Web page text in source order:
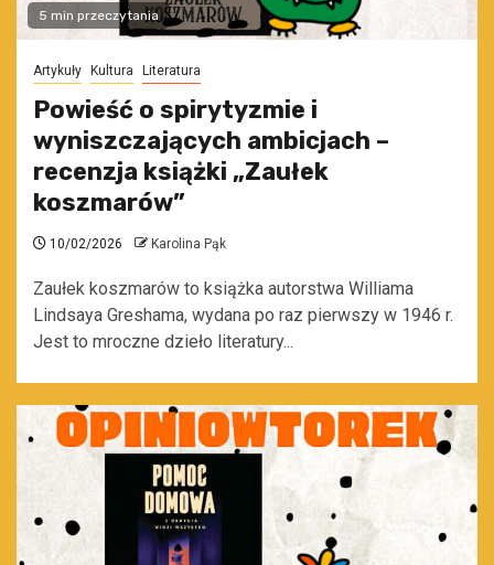
5 min przeczytania
Artykuły Kultura Literatura
Powieść o spirytyzmie i
wyniszczających ambicjach –
recenzja książki „Zaułek
koszmarów”
10/02/2026 Karolina Pąk
Zaułek koszmarów to książka autorstwa Williama
Lindsaya Greshama, wydana po raz pierwszy w 1946 r.
Jest to mroczne dzieło literatury...